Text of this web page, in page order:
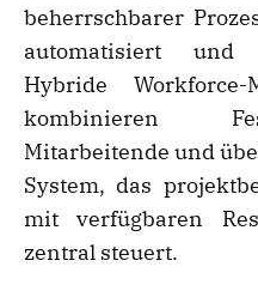
beherrschbarer
automatisiert und
Hybride Workforce-
kombinieren
Mitarbeitende und
System, das
mit verfügbaren
zentral steuert.